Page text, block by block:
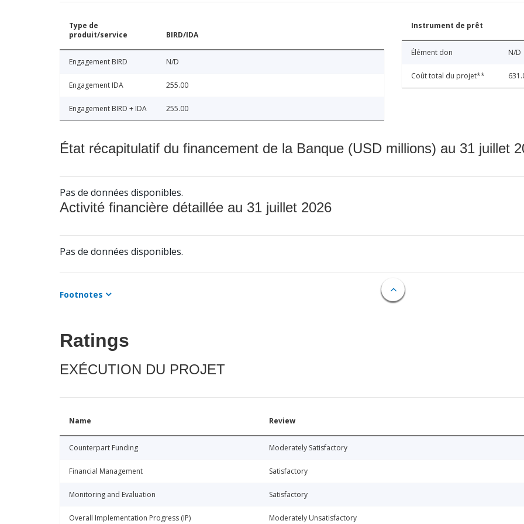
Type de
produit/service
BIRD/IDA
Engagement BIRD N/D
Engagement IDA 255.00
Engagement BIRD + IDA 255.00
Instrument de prêt
Élément don N/D
Coût total du projet**
État récapitulatif du financement de la Banque (USD millions) au 31 juillet
Pas de données disponibles.
Activité financière détaillée au 31 juillet 2026
Pas de données disponibles.
Footnotes
Ratings
EXÉCUTION DU PROJET
Name Review
Counterpart Funding Moderately Satisfactory
Financial Management Satisfactory
Monitoring and Evaluation Satisfactory
Overall Implementation Progress (IP) Moderately Unsatisfactory